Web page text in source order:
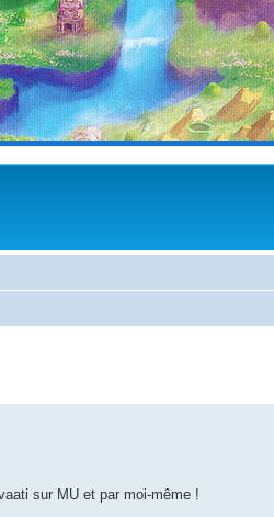
sur MU et par moi-même !